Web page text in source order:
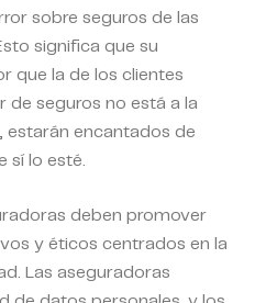
sobre seguros de las
significa que su
que la de los clientes
de seguros no está a la
estarán encantados de
sí lo esté.
deben promover
y éticos centrados en la
Las aseguradoras